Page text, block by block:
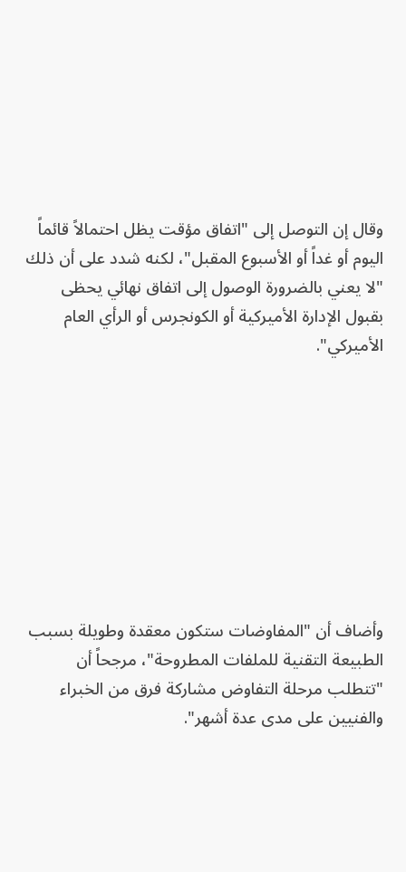
وقال إن التوصل إلى "اتفاق مؤقت يظل احتمالاً قائماً
اليوم أو غداً أو الأسبوع المقبل"، لكنه شدد على أن ذلك
"لا يعني بالضرورة الوصول إلى اتفاق نهائي يحظى
بقبول الإدارة الأميركية أو الكونجرس أو الرأي العام
الأميركي".
وأضاف أن "المفاوضات ستكون معقدة وطويلة بسبب
الطبيعة التقنية للملفات المطروحة"، مرجحاً أن
"تتطلب مرحلة التفاوض مشاركة فرق من الخبراء
والفنيين على مدى عدة أشهر".